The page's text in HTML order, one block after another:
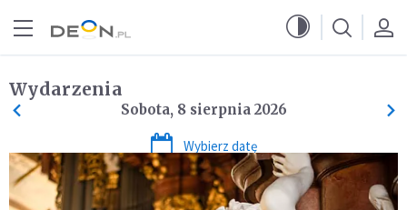
Wydarzenia
Sobota, 8 sierpnia 2026
Wybierz datę